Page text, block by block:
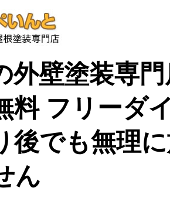
外壁塗装専
料 フリーダ
後でも無理
ん